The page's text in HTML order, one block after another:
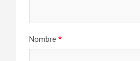
Nombre *